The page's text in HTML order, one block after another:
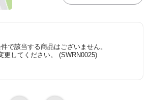
で該当する商品はございません。
更してください。 (SWRN0025)